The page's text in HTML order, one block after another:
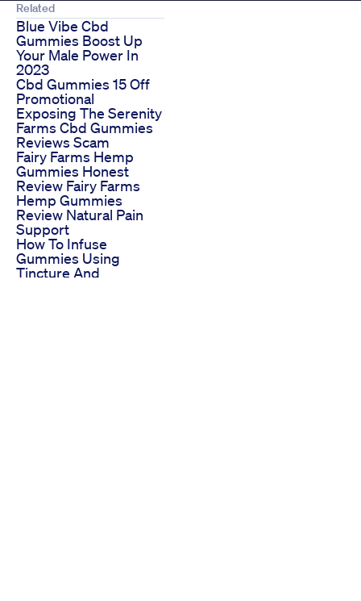
Related
Blue Vibe Cbd
Gummies Boost Up
Your Male Power In
2023
Cbd Gummies 15 Off
Promotional
Exposing The Serenity
Farms Cbd Gummies
Reviews Scam
Fairy Farms Hemp
Gummies Honest
Review Fairy Farms
Hemp Gummies
Review Natural Pain
Support
How To Infuse
Gummies Using
Tincture And